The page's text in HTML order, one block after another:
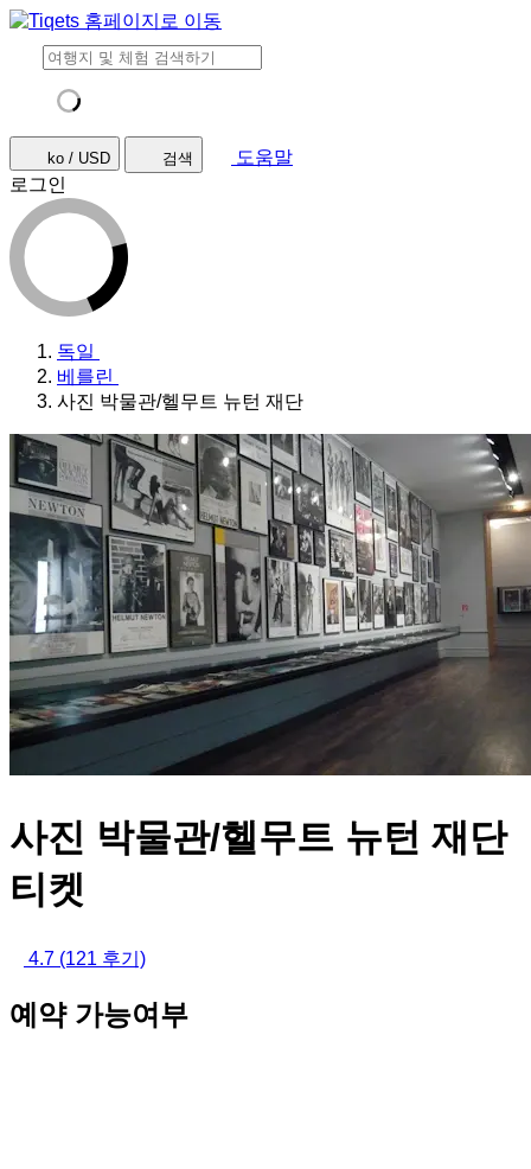
ko / USD 검색
도움말
로그인
독일
베를린
사진 박물관/헬무트 뉴턴 재단
사진 박물관/헬무트 뉴턴 재단
티켓
4.7 (121 후기)
예약 가능여부